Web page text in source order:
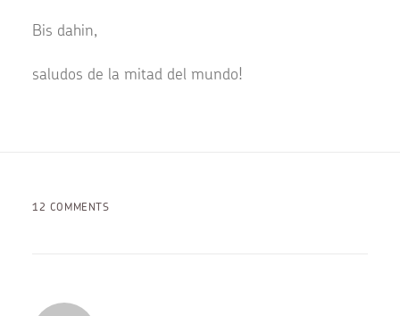
Bis dahin,
saludos de la mitad del mundo!
12 COMMENTS